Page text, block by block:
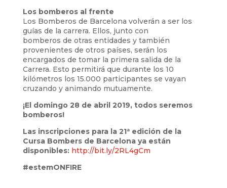
Los bomberos al frente
Los Bomberos de Barcelona volverán a ser los
guías de la carrera. Ellos, junto con
bomberos de otras entidades y también
provenientes de otros países, serán los
encargados de tomar la primera salida de la
Carrera. Esto permitirá que durante los 10
kilómetros los 15.000 participantes se vayan
cruzando y animando mutuamente.
¡El domingo 28 de abril 2019, todos seremos
bomberos!
Las inscripciones para la 21ª edición de la
Cursa Bombers de Barcelona ya están
disponibles: http://bit.ly/2RL4gCm
#estemONFIRE